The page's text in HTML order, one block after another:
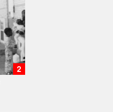
2